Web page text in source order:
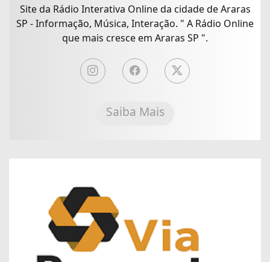
Site da Rádio Interativa Online da cidade de Araras
SP - Informação, Música, Interação. " A Rádio Online
que mais cresce em Araras SP ".
Saiba Mais